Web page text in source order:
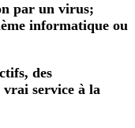
par un virus;
informatique ou
des
service à la